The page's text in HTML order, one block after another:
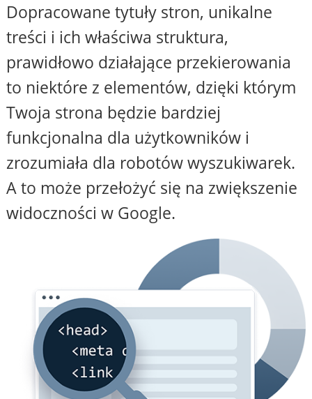
Dopracowane tytuły stron, unikalne
treści i ich właściwa struktura,
prawidłowo działające przekierowania
to niektóre z elementów, dzięki którym
Twoja strona będzie bardziej
funkcjonalna dla użytkowników i
zrozumiała dla robotów wyszukiwarek.
A to może przełożyć się na zwiększenie
widoczności w Google.